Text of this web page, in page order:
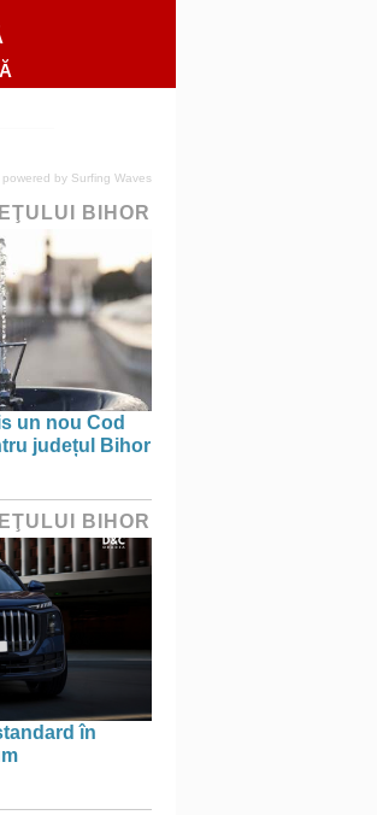
powered by Surfing Waves
BIHOR
un nou Cod
județul Bihor
BIHOR
în